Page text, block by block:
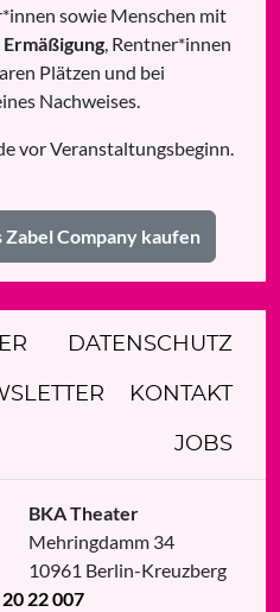
sowie Menschen mit
Ermäßigung, Rentner*innen
Plätzen und bei
Nachweises.
vor Veranstaltungsbeginn.
Company kaufen
DATENSCHUTZ
KONTAKT
JOBS
BKA Theater
Mehringdamm 34
10961 Berlin-Kreuzberg
22 007